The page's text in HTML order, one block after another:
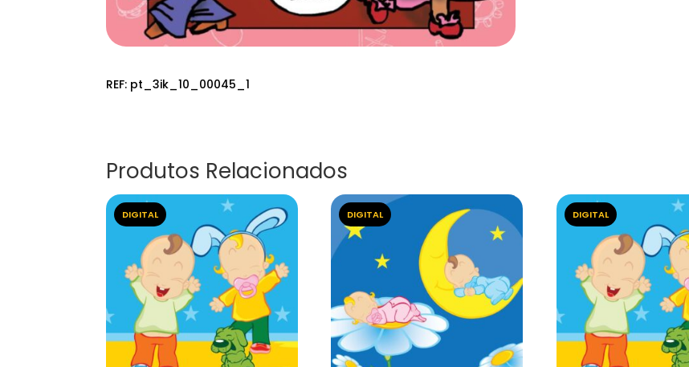
REF: pt_3ik_10_00045_1
Produtos Relacionados
DIGITAL DIGITAL DIGITAL